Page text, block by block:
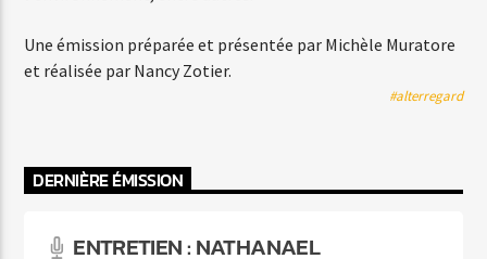
Une émission préparée et présentée par Michèle Muratore
et réalisée par Nancy Zotier.
#alterregard
DERNIÈRE ÉMISSION
ENTRETIEN : NATHANAEL